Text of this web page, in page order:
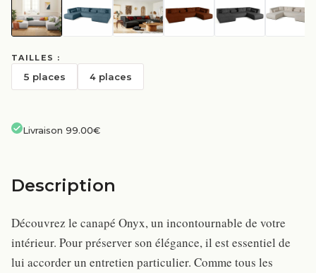
TAILLES :
5 places 4 places
Livraison 99.00€
Description
Découvrez le canapé Onyx, un incontournable de votre
intérieur. Pour préserver son élégance, il est essentiel de
lui accorder un entretien particulier. Comme tous les